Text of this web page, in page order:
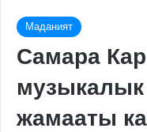
Маданият
Самара
жамааты